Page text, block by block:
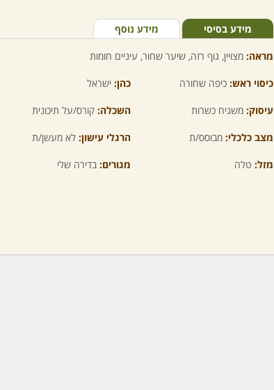
מידע בסיסי מידע נוסף
מראה: מצויין, גוף רזה, שיער שחור, עיניים חומות
כיסוי ראש: כיפה שחורה כהן: ישראל
עיסוק: משגיח כשרות השכלה: קורס/על תיכונית
מצב כלכלי: מבוסס/ת הרגלי עישון: לא מעשן/ת
מזל: טלה מגורים: בדירה שלי